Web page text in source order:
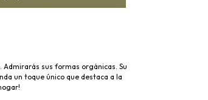
sus formas orgánicas. Su
un toque único que destaca a la